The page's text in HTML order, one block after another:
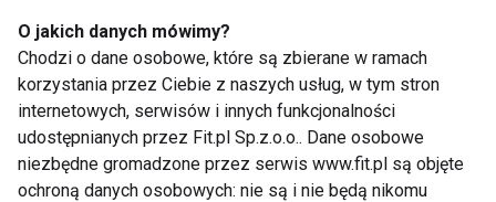
cholina i lecytyna – usprawniają
funkcjonowanie układu nerwowego,
substancje fotochemiczne – np.
kofeina pobudza układ nerwowy.
O jakich danych mówimy?
Chodzi o dane osobowe, które są zbierane w ramach
korzystania przez Ciebie z naszych usług, w tym stron
internetowych, serwisów i innych funkcjonalności
udostępnianych przez Fit.pl Sp.z.o.o.. Dane osobowe
niezbędne gromadzone przez serwis www.fit.pl są objęte
ochroną danych osobowych: nie są i nie będą nikomu